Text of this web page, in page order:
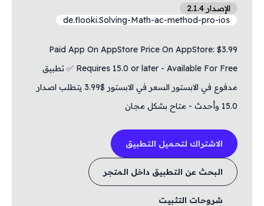
الإصدار 2.1.4
de.flooki.Solving-Math-ac-method-pro-ios
Paid App On AppStore Price On AppStore: $3.99
Requires 15.0 or later - Available For Free ✅ تطبيق
مدفوع في الابستور السعر في الابستور $3.99 يتطلب اصدار
15.0 وأحدث - متاح بشكل مجان
الاشتراك لتحميل التطبيق
البحث عن التطبيق داخل المتجر
شروحات التثبيت